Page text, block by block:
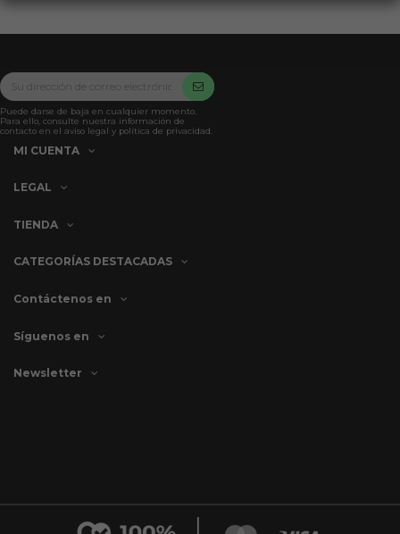
Puede darse de baja en cualquier momento.
Para ello, consulte nuestra información de
contacto en el aviso legal y política de privacidad.
MI CUENTA
LEGAL
TIENDA
CATEGORÍAS DESTACADAS
Contáctenos en
Síguenos en
Newsletter